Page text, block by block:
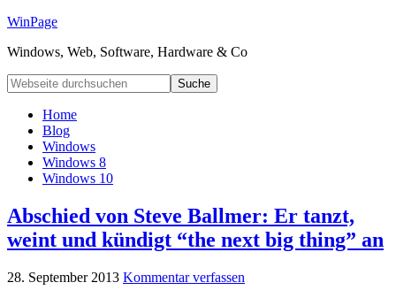
WinPage
Windows, Web, Software, Hardware & Co
Home
Blog
Windows
Windows 8
Windows 10
Abschied von Steve Ballmer: Er tanzt,
weint und kündigt “the next big thing” an
28. September 2013 Kommentar verfassen